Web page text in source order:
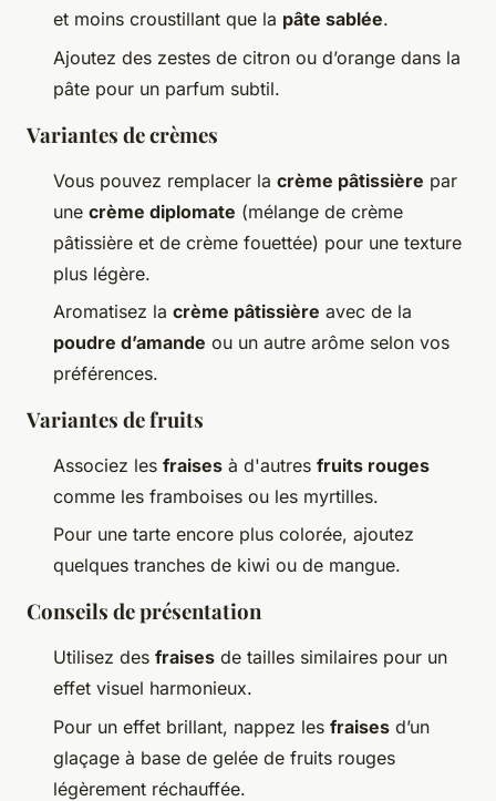
et moins croustillant que la pâte sablée.
Ajoutez des zestes de citron ou d’orange dans la
pâte pour un parfum subtil.
Variantes de crèmes
Vous pouvez remplacer la crème pâtissière par
une crème diplomate (mélange de crème
pâtissière et de crème fouettée) pour une texture
plus légère.
Aromatisez la crème pâtissière avec de la
poudre d’amande ou un autre arôme selon vos
préférences.
Variantes de fruits
Associez les fraises à d'autres fruits rouges
comme les framboises ou les myrtilles.
Pour une tarte encore plus colorée, ajoutez
quelques tranches de kiwi ou de mangue.
Conseils de présentation
Utilisez des fraises de tailles similaires pour un
effet visuel harmonieux.
Pour un effet brillant, nappez les fraises d’un
glaçage à base de gelée de fruits rouges
légèrement réchauffée.